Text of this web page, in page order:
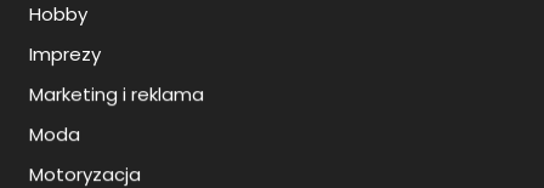
Hobby
Imprezy
Marketing i reklama
Moda
Motoryzacja